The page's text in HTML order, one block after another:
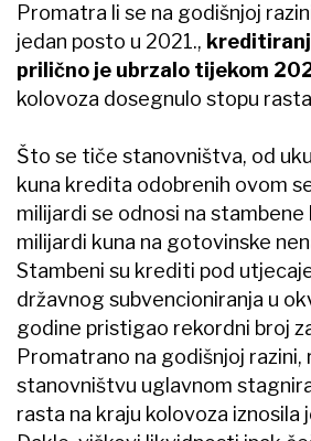
Promatra li se na godišnjoj
jedan posto u 2021.,
prilično je ubrzalo tijekom
kolovoza dosegnulo stopu
Što se tiče stanovništva, od
kuna kredita odobrenih ovom
milijardi se odnosi na stambene
milijardi kuna na gotovinske
Stambeni su krediti pod
državnog subvencioniranja u
godine pristigao rekordni broj
Promatrano na godišnjoj
stanovništvu uglavnom
rasta na kraju kolovoza iznosila